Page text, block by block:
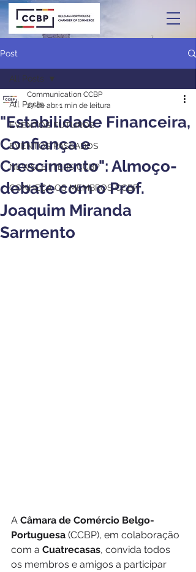
Post
All Posts
EVENTOS FUTUROS
EVENTOS PASSADOS
NEWSLETTERS CCBP
CONHEÇA OS MEMBROS CCBP
All Posts
"Estabilidade Financeira,
Confiança e
Crescimento": Almoço-
debate com o Prof.
Joaquim Miranda
Sarmento
Communication CCBP
27 de abr.1 min de leitura
A Câmara de Comércio Belgo-
Portuguesa (CCBP), em colaboração
com a Cuatrecasas, convida todos
os membros e amigos a participar